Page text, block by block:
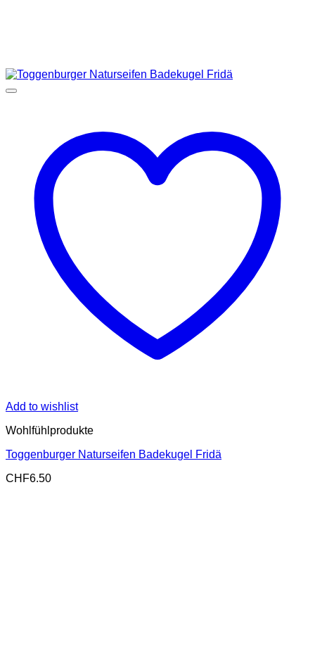
Add to wishlist
Wohlfühlprodukte
Toggenburger Naturseifen Badekugel Fridä
CHF6.50